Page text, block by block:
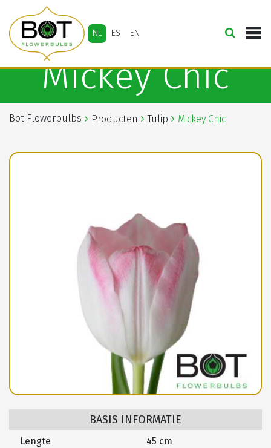
NL ES EN
Mickey Chic
Bot Flowerbulbs Producten Tulip Mickey Chic
BASIS INFORMATIE
Lengte
45 cm